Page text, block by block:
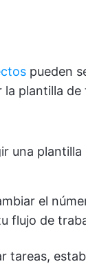
pueden
la plantilla de
una plantilla
el
flujo de
tareas,